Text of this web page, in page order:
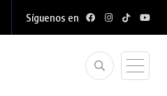
Síguenos en